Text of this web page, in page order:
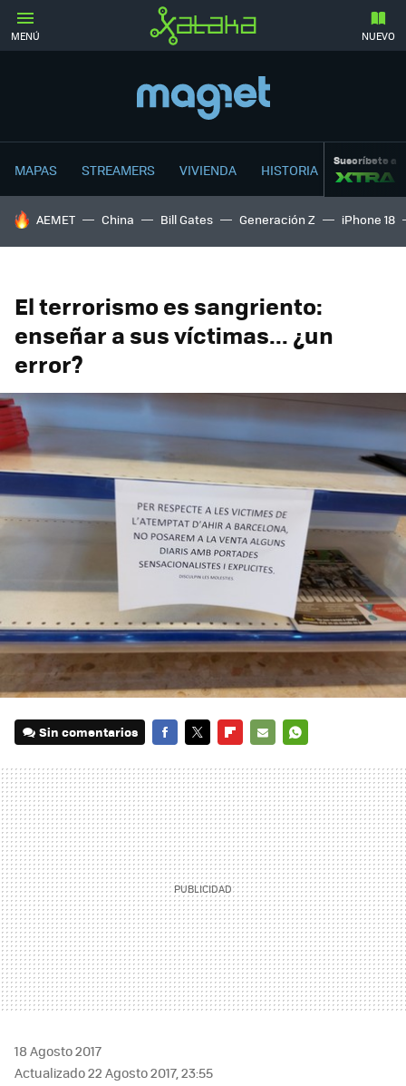
MENÚ NUEVO
MAPAS STREAMERS VIVIENDA HISTORIA Suscríbete a
HOY SE HABLA DE
AEMET China Bill Gates Generación Z iPhone 18
El terrorismo es sangriento:
enseñar a sus víctimas... ¿un
error?
Sin comentarios
MAIL
18 Agosto 2017
Actualizado 22 Agosto 2017, 23:55